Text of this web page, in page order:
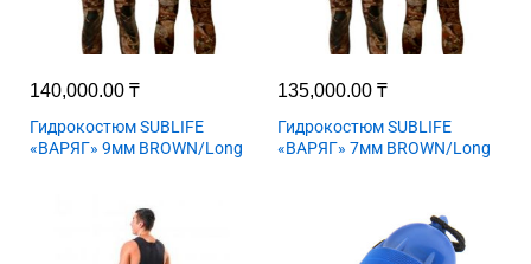
140,000.00 ₸
Гидрокостюм SUBLIFE
«ВАРЯГ» 9мм BROWN/Long
135,000.00 ₸
Гидрокостюм SUBLIFE
«ВАРЯГ» 7мм BROWN/Long